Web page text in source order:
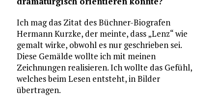
Ich mag das Zitat des Büchner-Biografen
Hermann Kurzke, der meinte, dass „Lenz“ wie
gemalt wirke, obwohl es nur geschrieben sei.
Diese Gemälde wollte ich mit meinen
Zeichnungen realisieren. Ich wollte das Gefühl,
welches beim Lesen entsteht, in Bilder
übertragen.